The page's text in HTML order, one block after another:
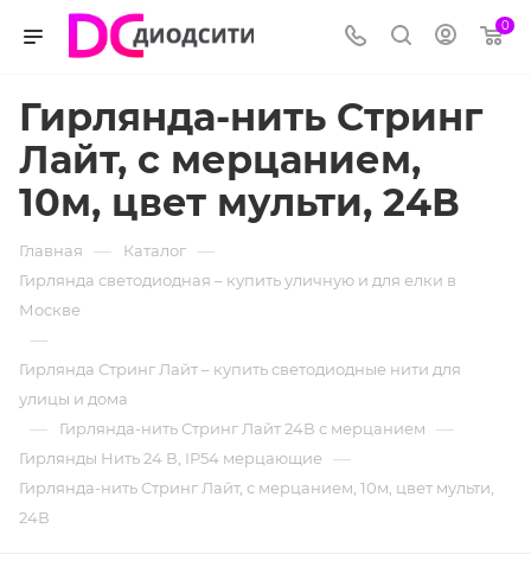
0
Гирлянда-нить Стринг
Лайт, с мерцанием,
10м, цвет мульти, 24В
Главная — Каталог —
Гирлянда светодиодная – купить уличную и для елки в
Москве
—
Гирлянда Стринг Лайт – купить светодиодные нити для
улицы и дома
— Гирлянда-нить Стринг Лайт 24В с мерцанием —
Гирлянды Нить 24 В, IP54 мерцающие —
Гирлянда-нить Стринг Лайт, с мерцанием, 10м, цвет мульти,
24В